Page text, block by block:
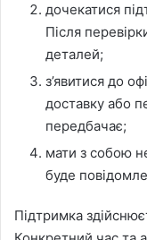
дочекатися
Після
деталей;
з’явитися до
доставку або
передбачає;
мати з собою
буде
Підтримка